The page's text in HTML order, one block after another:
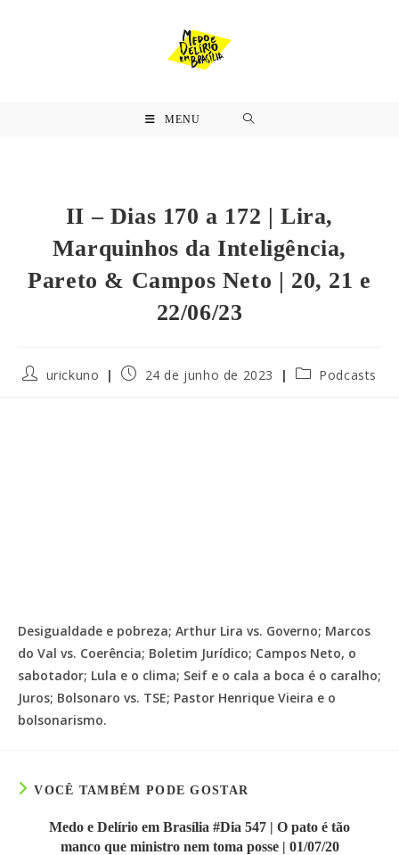
MENU
II – Dias 170 a 172 | Lira,
Marquinhos da Inteligência,
Pareto & Campos Neto | 20, 21 e
22/06/23
urickuno 24 de junho de 2023 Podcasts
Desigualdade e pobreza; Arthur Lira vs. Governo; Marcos
do Val vs. Coerência; Boletim Jurídico; Campos Neto, o
sabotador; Lula e o clima; Seif e o cala a boca é o caralho;
Juros; Bolsonaro vs. TSE; Pastor Henrique Vieira e o
bolsonarismo.
VOCÊ TAMBÉM PODE GOSTAR
Medo e Delírio em Brasília #Dia 547 | O pato é tão
manco que ministro nem toma posse | 01/07/20